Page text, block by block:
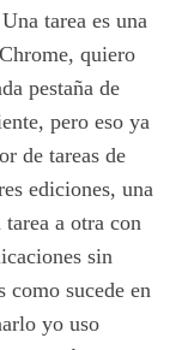
tarea es una
quiero
pestaña de
pero eso ya
de tareas de
ediciones, una
a otra con
sin
como sucede en
yo uso